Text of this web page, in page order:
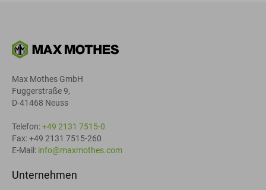
Max Mothes GmbH
Fuggerstraße 9,
D-41468 Neuss
Telefon:+49 2131 7515-0
Fax: +49 2131 7515-260
E-Mail: info@maxmothes.com
Unternehmen